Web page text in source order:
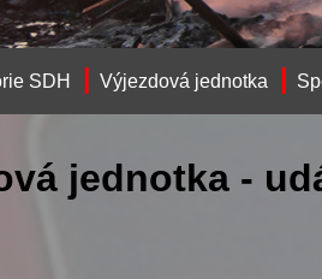
SDH Výjezdová jednotka
jednotka -